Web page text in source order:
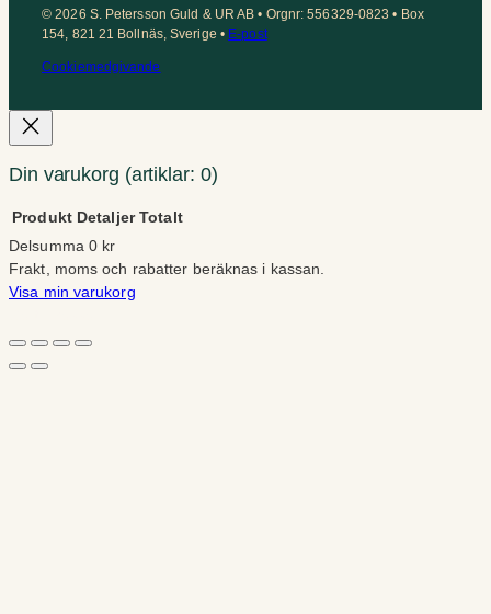
© 2026 S. Petersson Guld & UR AB • Orgnr: 556329-0823 • Box
154, 821 21 Bollnäs, Sverige • E-post
Cookiemedgivande
Din varukorg (artiklar: 0)
Produkter
i
Produkt Detaljer Totalt
Delsumma 0 kr
Frakt, moms och rabatter beräknas i kassan.
Visa min varukorg